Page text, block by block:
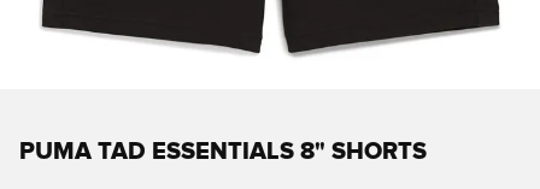
PUMA TAD ESSENTIALS 8" SHORTS